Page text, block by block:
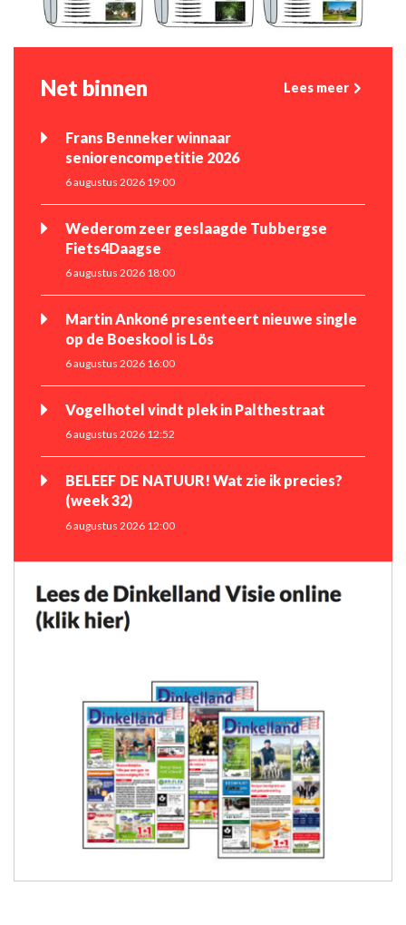
Net binnen Lees meer
Frans Benneker winnaar
seniorencompetitie 2026
6 augustus 2026 19:00
Wederom zeer geslaagde Tubbergse
Fiets4Daagse
6 augustus 2026 18:00
Martin Ankoné presenteert nieuwe single
op de Boeskool is Lös
6 augustus 2026 16:00
Vogelhotel vindt plek in Palthestraat
6 augustus 2026 12:52
BELEEF DE NATUUR! Wat zie ik precies?
(week 32)
6 augustus 2026 12:00